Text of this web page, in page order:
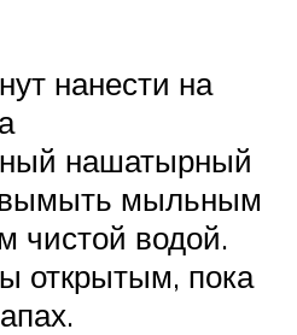
нанести на
нашатырный
вымыть мыльным
чистой водой.
открытым, пока